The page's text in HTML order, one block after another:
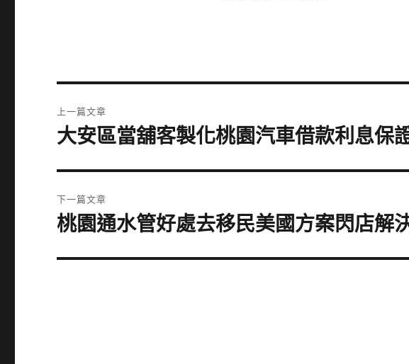
章
上一篇文章
上
篇
文
章:
大安區當舖客製化桃園汽車借款利息保
下一篇文章
下
篇
桃園通水管好處去移民美國方案閃店解